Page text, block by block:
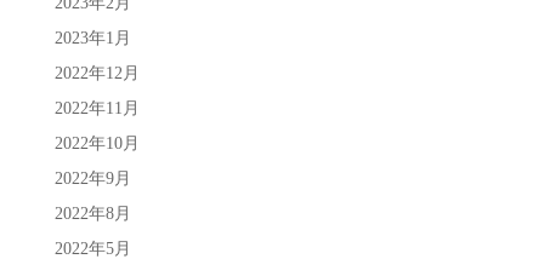
2023年1月
2022年12月
2022年11月
2022年10月
2022年9月
2022年8月
2022年5月